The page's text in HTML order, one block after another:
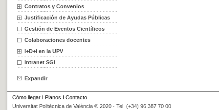
Contratos y Convenios
Justificación de Ayudas Públicas
Gestión de Eventos Científicos
Colaboraciones docentes
I+D+i en la UPV
Intranet SGI
Expandir
Cómo llegar I Planos I Contacto
Universitat Politècnica de València © 2020 · Tel. (+34) 96 387 70 00